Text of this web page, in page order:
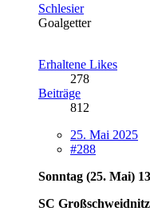
Schlesier
Goalgetter
Erhaltene Likes
278
Beiträge
812
25. Mai 2025
#288
Sonntag (25. Mai)
SC